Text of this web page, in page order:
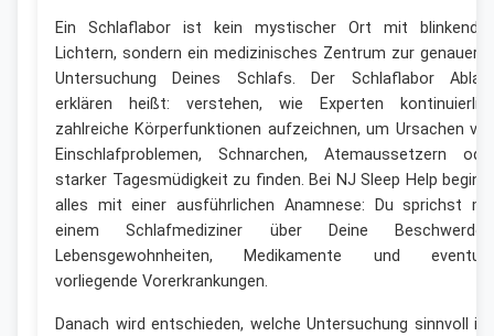
Ein Schlaflabor ist kein mystischer Ort mit
Lichtern, sondern ein medizinisches Zentrum zur
Untersuchung Deines Schlafs. Der Schlaflabor
erklären heißt: verstehen, wie Experten
zahlreiche Körperfunktionen aufzeichnen, um Ursachen
Einschlafproblemen, Schnarchen, Atemaussetzern
starker Tagesmüdigkeit zu finden. Bei NJ Sleep Help
alles mit einer ausführlichen Anamnese: Du sprichst
einem Schlafmediziner über Deine
Lebensgewohnheiten, Medikamente und
vorliegende Vorerkrankungen.
Danach wird entschieden, welche Untersuchung sinnvoll